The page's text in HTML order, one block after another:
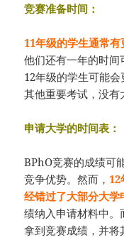
竞赛准备时间：
11年级的学生通常
他们还有一年的时间
12年级的学生可能
其他重要考试，没有
申请大学的时间表：
BPhO竞赛的成绩可
竞争优势。然而，12
经错过了大部分大学
绩纳入申请材料中
拿到竞赛成绩，并将